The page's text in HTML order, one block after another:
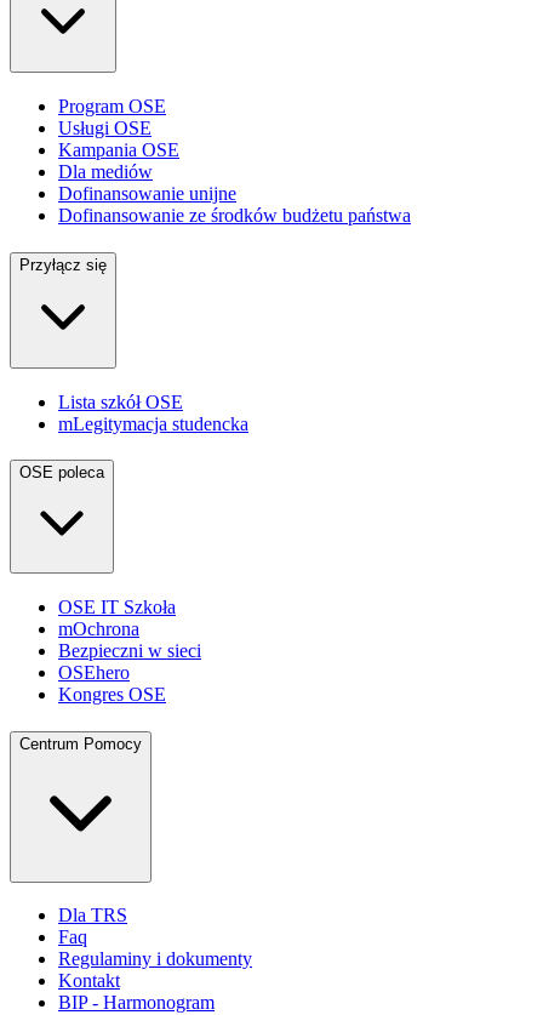
Program OSE
Usługi OSE
Kampania OSE
Dla mediów
Dofinansowanie unijne
Dofinansowanie ze środków budżetu państwa
Przyłącz się
Lista szkół OSE
mLegitymacja studencka
OSE poleca
OSE IT Szkoła
mOchrona
Bezpieczni w sieci
OSEhero
Kongres OSE
Centrum Pomocy
Dla TRS
Faq
Regulaminy i dokumenty
Kontakt
BIP - Harmonogram